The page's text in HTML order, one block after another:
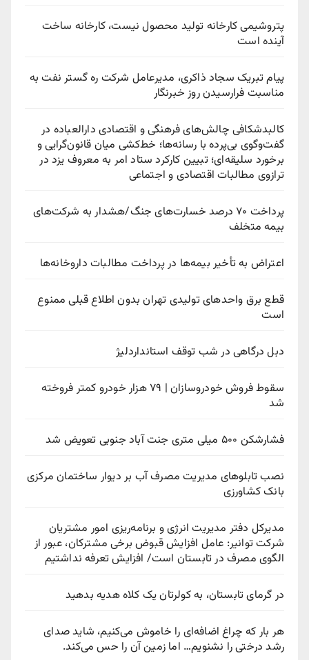
پتروشیمی کارخانه تولید محصول نیست، کارخانه ساخت
آینده است
پیام تبریک سجاد ذاکری، مدیرعامل شرکت ره‌ گستر نفت به
مناسبت فرارسیدن روز خبرنگار
کالبدشکافی چالش‌های فرهنگی و اقتصادی دارالعباده در
گفت‌وگوی بی‌پرده با رسانه‌ها؛ خط‌کشی میان قانون‌گرایی و
برخورد سلیقه‌ای؛ تبیین کارکرد ستاد امر به معروف یزد در
ترازوی مطالبات اقتصادی و اجتماعی
پرداخت ۷۰ درصد خسارت‌های جنگ/هشدار به شرکت‌های
بیمه متخلف
اعتراض به تأخیر بیمه‌ها در پرداخت مطالبات داروخانه‌ها
قطع برق واحدهای تولیدی تهران بدون اطلاع قبلی ممنوع
است
دبل درگاهی در شب توقف استانداردلیژ
سقوط فروش خودروسازان | ۷۹ هزار خودرو کمتر فروخته
شد
فشارشکن ۵۰۰ میلی متری جنت آباد جنوبی تعویض شد
نصب تابلوهای مدیریت مصرف آب بر دیوار ساختمان مرکزی
بانک کشاورزی
مدیرکل دفتر مدیریت انرژی و برنامه‌ریزی امور مشتریان
شرکت توانیر: عامل افزایش قبوض برخی مشترکان، عبور از
الگوی مصرف در تابستان است/ افزایش تعرفه نداشتیم
در گرمای تابستان، به کولرتان یک کلاه هدیه بدهید
هر بار که چراغ اضافه‌ای را خاموش می‌کنیم، شاید صدای
رشد درختی را نشنویم… اما زمین آن را حس می‌کند.